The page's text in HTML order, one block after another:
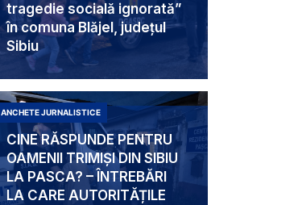
tragedie socială ignorată”
în comuna Blăjel, județul
Sibiu
CINE RĂSPUNDE PENTRU
OAMENII TRIMIȘI DIN SIBIU
LA PASCA? – ÎNTREBĂRI
LA CARE AUTORITĂȚILE
ANCHETE JURNALISTICE